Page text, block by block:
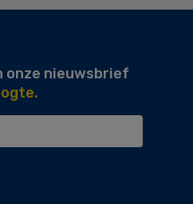
onze nieuwsbrief